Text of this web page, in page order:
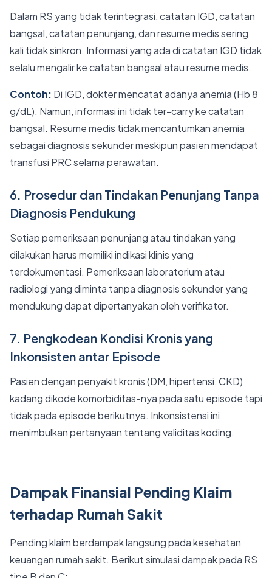
Dalam RS yang tidak terintegrasi, catatan IGD, catatan
bangsal, catatan penunjang, dan resume medis sering
kali tidak sinkron. Informasi yang ada di catatan IGD tidak
selalu mengalir ke catatan bangsal atau resume medis.
Contoh: Di IGD, dokter mencatat adanya anemia (Hb 8
g/dL). Namun, informasi ini tidak ter-carry ke catatan
bangsal. Resume medis tidak mencantumkan anemia
sebagai diagnosis sekunder meskipun pasien mendapat
transfusi PRC selama perawatan.
6. Prosedur dan Tindakan Penunjang Tanpa
Diagnosis Pendukung
Setiap pemeriksaan penunjang atau tindakan yang
dilakukan harus memiliki indikasi klinis yang
terdokumentasi. Pemeriksaan laboratorium atau
radiologi yang diminta tanpa diagnosis sekunder yang
mendukung dapat dipertanyakan oleh verifikator.
7. Pengkodean Kondisi Kronis yang
Inkonsisten antar Episode
Pasien dengan penyakit kronis (DM, hipertensi, CKD)
kadang dikode komorbiditas-nya pada satu episode tapi
tidak pada episode berikutnya. Inkonsistensi ini
menimbulkan pertanyaan tentang validitas koding.
Dampak Finansial Pending Klaim
terhadap Rumah Sakit
Pending klaim berdampak langsung pada kesehatan
keuangan rumah sakit. Berikut simulasi dampak pada RS